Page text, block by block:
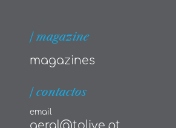
| magazine
magazines
| contactos
email